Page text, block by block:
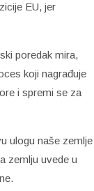
EU, jer
poredak mira,
koji nagrađuje
i spremi se za
ulogu naše zemlje
zemlju uvede u